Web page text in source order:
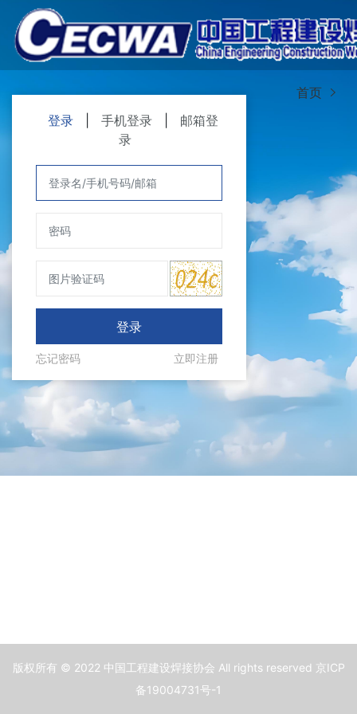
首页
登录
手机登录
邮箱登
录
忘记密码 立即注册
版权所有 © 2022 中国工程建设焊接协会 All rights reserved 京ICP
备19004731号-1